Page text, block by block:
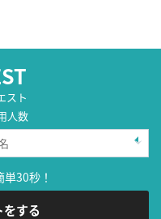
スト
人数
30秒！
する